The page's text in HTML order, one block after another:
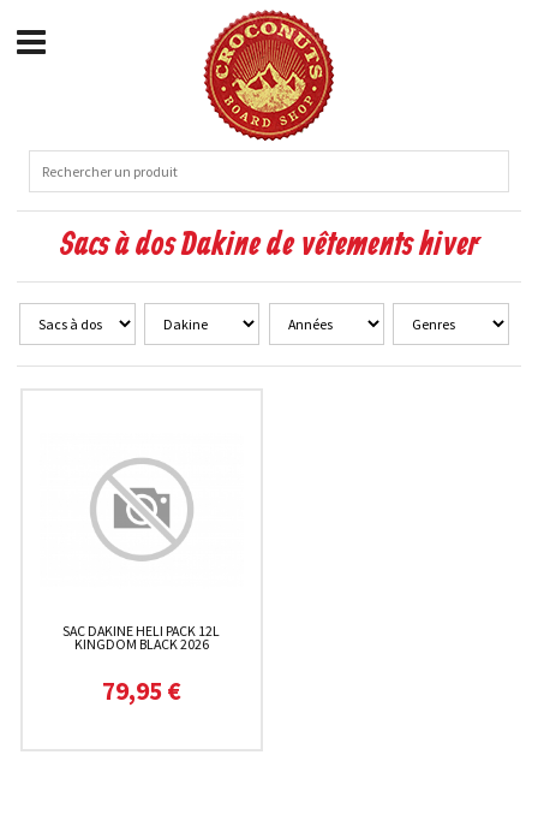
Sacs à dos Dakine de vêtements hiver
SAC DAKINE HELI PACK 12L
KINGDOM BLACK 2026
79,95 €